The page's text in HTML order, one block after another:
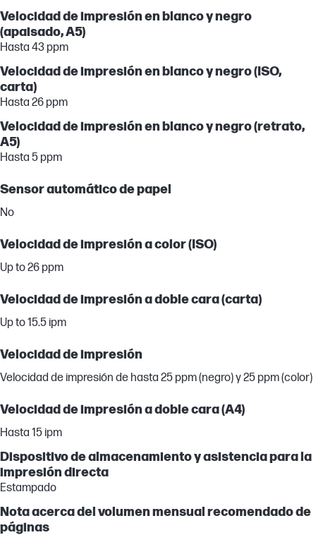
Velocidad de impresión en blanco y negro
(apaisado, A5)
Hasta 43 ppm
Velocidad de impresión en blanco y negro (ISO,
carta)
Hasta 26 ppm
Velocidad de impresión en blanco y negro (retrato,
A5)
Hasta 5 ppm
Sensor automático de papel
No
Velocidad de impresión a color (ISO)
Up to 26 ppm
Velocidad de impresión a doble cara (carta)
Up to 15.5 ipm
Velocidad de impresión
Velocidad de impresión de hasta 25 ppm (negro) y 25 ppm (color)
Velocidad de impresión a doble cara (A4)
Hasta 15 ipm
Dispositivo de almacenamiento y asistencia para la
impresión directa
Estampado
Nota acerca del volumen mensual recomendado de
páginas